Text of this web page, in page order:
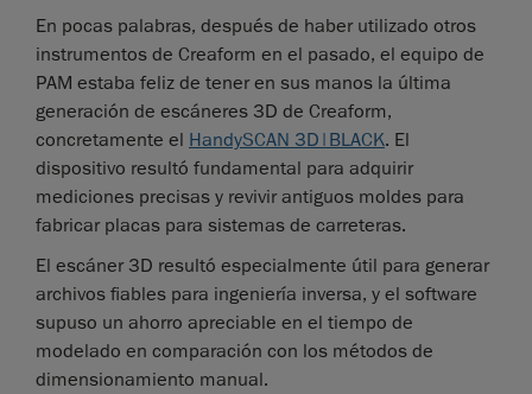
En pocas palabras, después de haber utilizado otros
instrumentos de Creaform en el pasado, el equipo de
PAM estaba feliz de tener en sus manos la última
generación de escáneres 3D de Creaform,
concretamente el HandySCAN 3D|BLACK. El
dispositivo resultó fundamental para adquirir
mediciones precisas y revivir antiguos moldes para
fabricar placas para sistemas de carreteras.
El escáner 3D resultó especialmente útil para generar
archivos fiables para ingeniería inversa, y el software
supuso un ahorro apreciable en el tiempo de
modelado en comparación con los métodos de
dimensionamiento manual.